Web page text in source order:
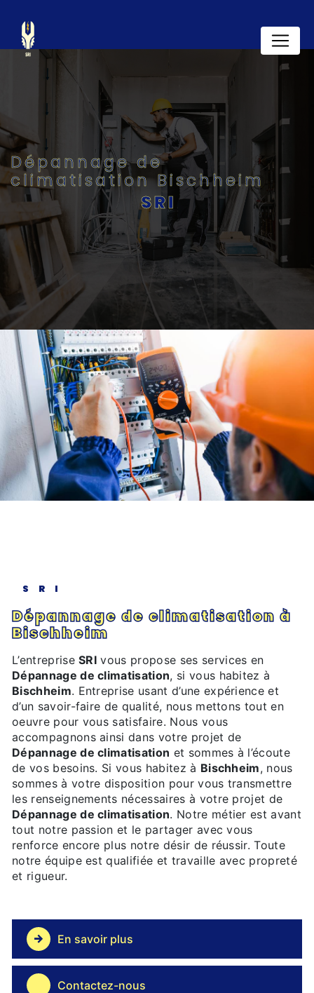
Dépannage de
climatisation Bischheim
SRI
SRI
Dépannage de climatisation à
Bischheim
L’entrepriseSRI vous propose ses services en
Dépannage de climatisation, si vous habitez à
Bischheim. Entreprise usant d’une expérience et
d’un savoir-faire de qualité, nous mettons tout en
oeuvre pour vous satisfaire. Nous vous
accompagnons ainsi dans votre projet de
Dépannage de climatisation et sommes à l’écoute
de vos besoins. Si vous habitez à Bischheim, nous
sommes à votre disposition pour vous transmettre
les renseignements nécessaires à votre projet de
Dépannage de climatisation. Notre métier est avant
tout notre passion et le partager avec vous
renforce encore plus notre désir de réussir. Toute
notre équipe est qualifiée et travaille avec propreté
et rigueur.
En savoir plus
Contactez-nous